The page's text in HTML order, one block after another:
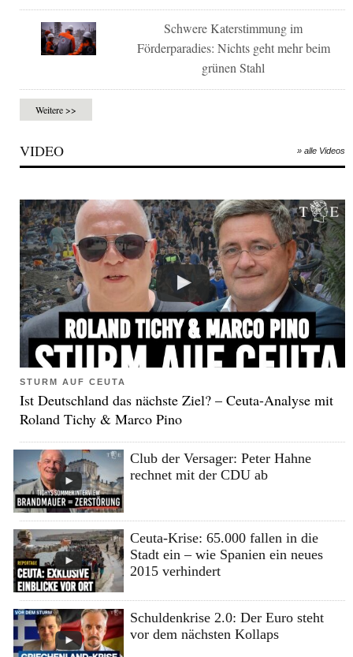
Schwere Katerstimmung im
Förderparadies: Nichts geht mehr beim
grünen Stahl
Weitere >>
VIDEO » alle Videos
STURM AUF CEUTA
Ist Deutschland das nächste Ziel? – Ceuta-Analyse mit
Roland Tichy & Marco Pino
Club der Versager: Peter Hahne
rechnet mit der CDU ab
Ceuta-Krise: 65.000 fallen in die
Stadt ein – wie Spanien ein neues
2015 verhindert
Schuldenkrise 2.0: Der Euro steht
vor dem nächsten Kollaps